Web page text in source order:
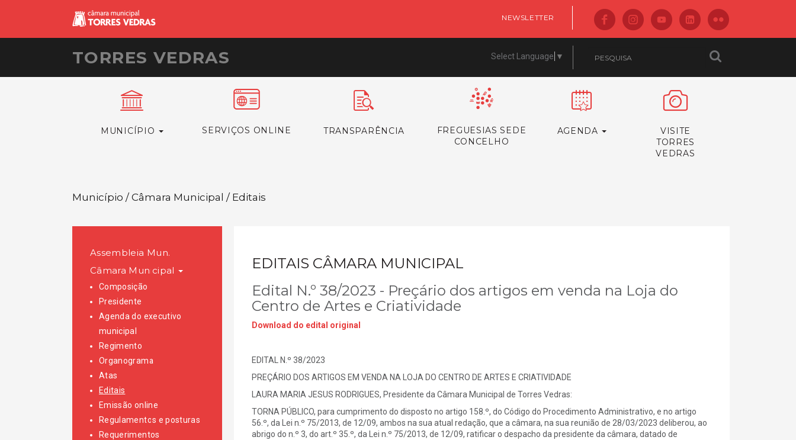
NEWSLETTER
TORRES VEDRAS Select Language ▼
MUNICÍPIO SERVIÇOS ONLINE TRANSPARÊNCIA
FREGUESIAS SEDE
CONCELHO
AGENDA
VISITE
TORRES
VEDRAS
Município / Câmara Municipal / Editais
Assembleia Mun.
Câmara Municipal
Composição
Presidente
Agenda do executivo
municipal
Regimento
Organograma
Atas
Editais
Emissão online
Regulamentos e posturas
Requerimentos
EDITAIS CÂMARA MUNICIPAL
Edital N.º 38/2023 - Preçário dos artigos em venda na Loja do
Centro de Artes e Criatividade
Download do edital original
EDITAL N.º 38/2023
PREÇÁRIO DOS ARTIGOS EM VENDA NA LOJA DO CENTRO DE ARTES E CRIATIVIDADE
LAURA MARIA JESUS RODRIGUES, Presidente da Câmara Municipal de Torres Vedras:
TORNA PÚBLICO, para cumprimento do disposto no artigo 158.º, do Código do Procedimento Administrativo, e no artigo
56.º, da Lei n.º 75/2013, de 12/09, ambos na sua atual redação, que a câmara, na sua reunião de 28/03/2023 deliberou, ao
abrigo do n.º 3, do art.º 35.º, da Lei n.º 75/2013, de 12/09, ratificar o despacho da presidente da câmara, datado de